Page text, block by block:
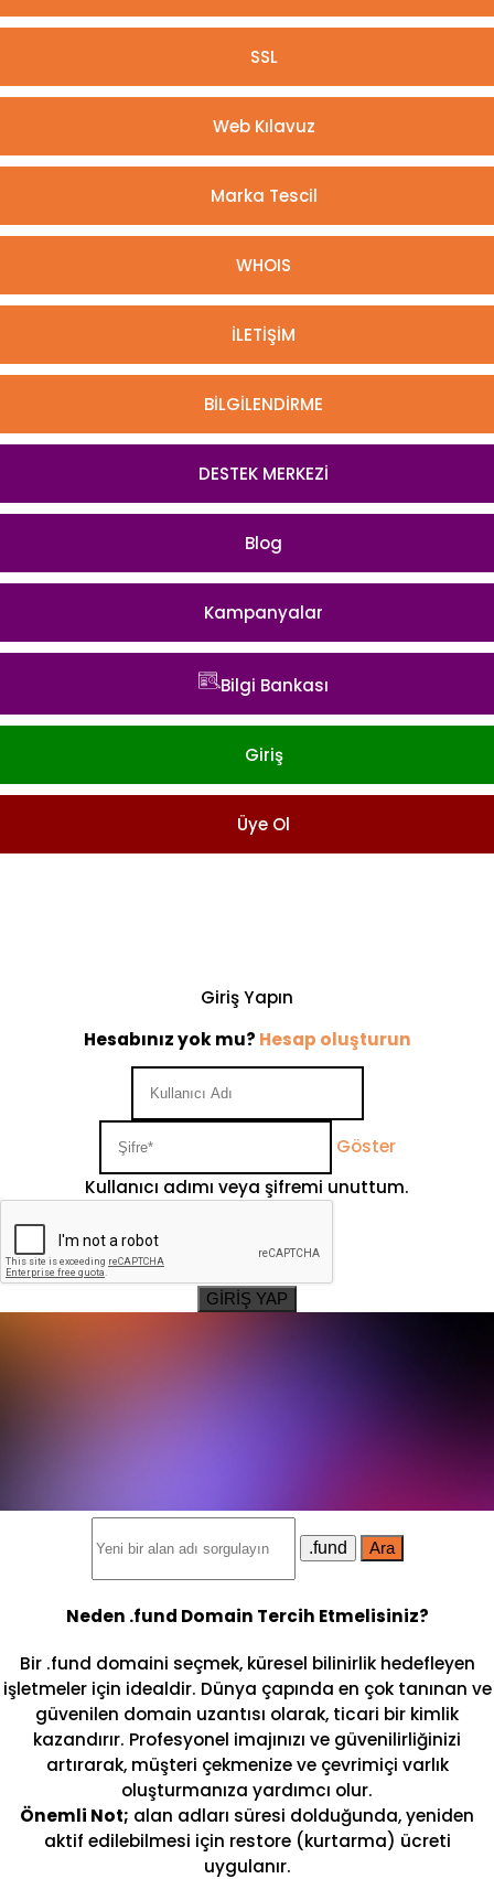
SSL
Web Kılavuz
Marka Tescil
WHOIS
İLETİŞİM
BİLGİLENDİRME
DESTEK MERKEZİ
Blog
Kampanyalar
Bilgi Bankası
Giriş
Üye Ol
Giriş Yapın
Hesabınız yok mu? Hesap oluşturun
Göster
Kullanıcı adımı veya şifremi unuttum.
GİRİŞ YAP
.fund Ara
Neden .fund Domain Tercih Etmelisiniz?
Bir .fund domaini seçmek, küresel bilinirlik hedefleyen
işletmeler için idealdir. Dünya çapında en çok tanınan ve
güvenilen domain uzantısı olarak, ticari bir kimlik
kazandırır. Profesyonel imajınızı ve güvenilirliğinizi
artırarak, müşteri çekmenize ve çevrimiçi varlık
oluşturmanıza yardımcı olur.
Önemli Not; alan adları süresi dolduğunda, yeniden
aktif edilebilmesi için restore (kurtarma) ücreti
uygulanır.